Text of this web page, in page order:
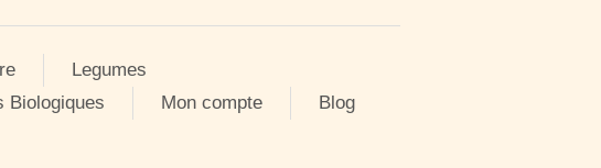
Legumes
Biologiques
Mon compte
Blog